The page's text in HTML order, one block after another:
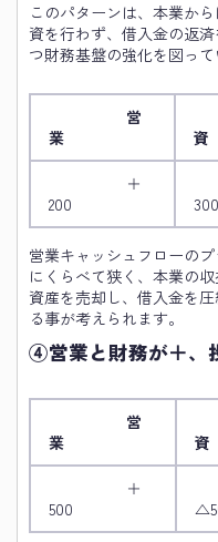
このパターンは、本業か
資を行わず、借入金の返
つ財務基盤の強化を図っ
営
業
＋
200
営業キャッシュフローの
にくらべて狭く、本業の
資産を売却し、借入金を
る事が考えられます。
④営業と財務が＋、
営
業
＋
500